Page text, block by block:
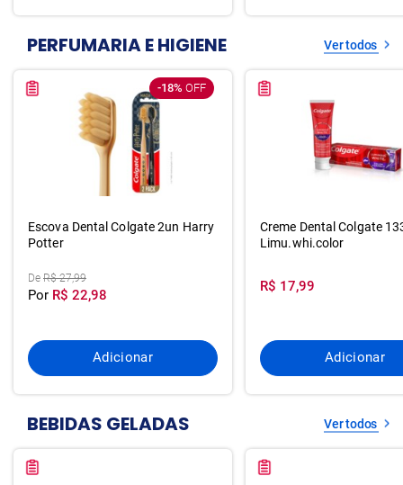
PERFUMARIA E HIGIENE Ver todos
-18% OFF
Escova Dental Colgate 2un Harry
Potter
De R$ 27,99
Por R$ 22,98
Adicionar
Creme Dental Colgate
Limu.whi.color
R$ 17,99
Adicionar
BEBIDAS GELADAS Ver todos